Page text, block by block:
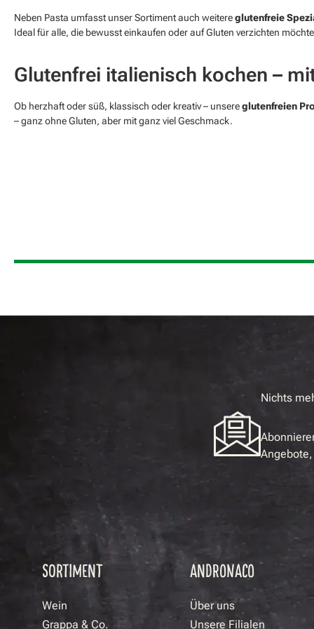
Neben Pasta umfasst unser Sortiment auch weitereglutenfreie
Ideal für alle, die bewusst einkaufen oder auf Gluten verzichten
Glutenfrei italienisch kochen –
Ob herzhaft oder süß, klassisch oder kreativ – unsereglutenfreien
– ganz ohne Gluten, aber mit ganz viel Geschmack.
Nichts
SORTIMENT
Wein
Grappa & Co.
ANDRONACO
Über uns
Unsere Filialen